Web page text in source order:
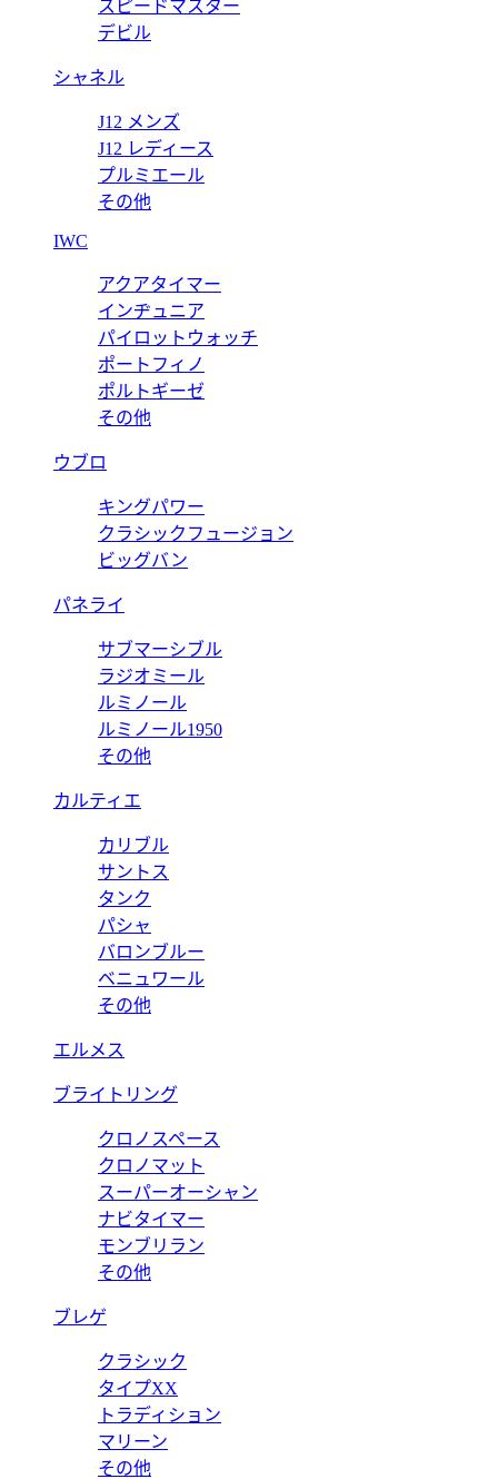
スピードマスター
デビル
シャネル
J12 メンズ
J12 レディース
プルミエール
その他
IWC
アクアタイマー
インヂュニア
パイロットウォッチ
ポートフィノ
ポルトギーゼ
その他
ウブロ
キングパワー
クラシックフュージョン
ビッグバン
パネライ
サブマーシブル
ラジオミール
ルミノール
ルミノール1950
その他
カルティエ
カリブル
サントス
タンク
パシャ
バロンブルー
ベニュワール
その他
エルメス
ブライトリング
クロノスペース
クロノマット
スーパーオーシャン
ナビタイマー
モンブリラン
その他
ブレゲ
クラシック
タイプXX
トラディション
マリーン
その他